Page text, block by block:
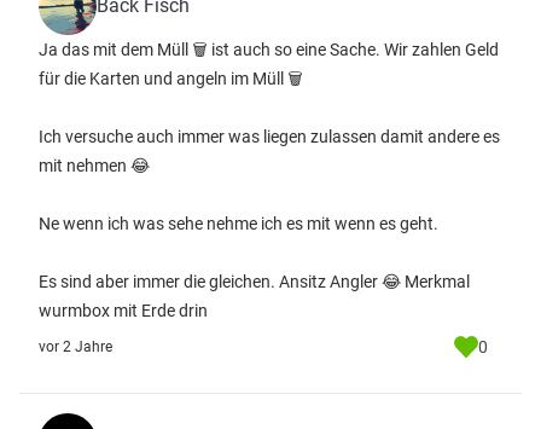
Back Fisch
Ja das mit dem Müll 🗑️ ist auch so eine Sache. Wir zahlen Geld
für die Karten und angeln im Müll 🗑️
Ich versuche auch immer was liegen zulassen damit andere es
mit nehmen 😂
Ne wenn ich was sehe nehme ich es mit wenn es geht.
Es sind aber immer die gleichen. Ansitz Angler 😂 Merkmal
wurmbox mit Erde drin
vor 2 Jahre 0